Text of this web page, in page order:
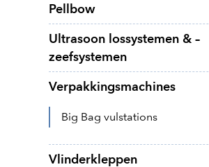
Pellbow
Ultrasoon lossystemen & –
zeefsystemen
Verpakkingsmachines
Big Bag vulstations
Vlinderkleppen